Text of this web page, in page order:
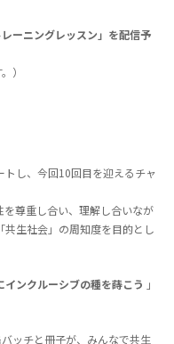
ーニングレッスン」を配信予
）
トし、今回10回目を迎えるチャ
尊重し合い、理解し合いなが
生社会」の周知度を目的とし
インクルーシブの種を蒔こう 」
ッチと冊子が、みんなで共生